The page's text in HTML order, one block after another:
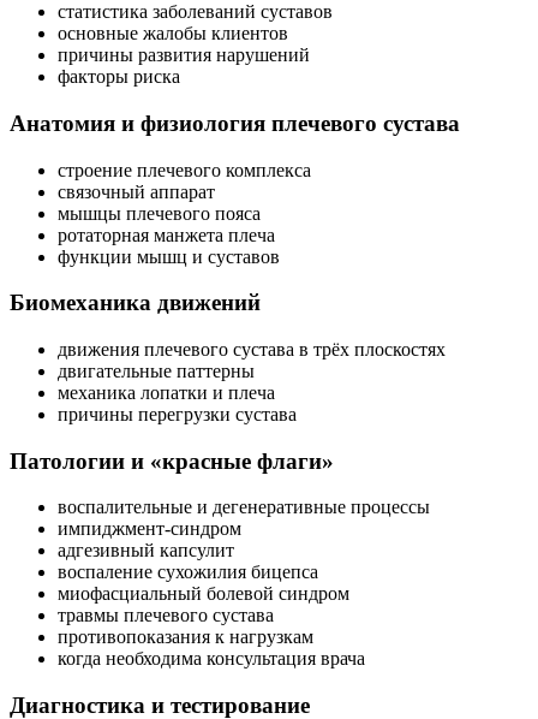
статистика заболева­ний суставов
основные жалобы клиентов
причины развития нарушений
факторы риска
Анатомия и физиологи­я плечевого сустава
строение плечевого комплекса
связочный аппарат
мышцы плечевого пояса
ротаторная манжета плеча
функции мышц и суставов
Биомеханика движений
движения плечевого сустава в трёх плоскостях
двигательные паттерны
механика лопатки и плеча
причины перегрузки сустава
Патологии и «красные флаги»
воспалительные и дегенеративные процессы
импиджмент-синдром
адгезивный капсулит
воспаление сухожилия бицепса
миофасциаль­ный болевой синдром
травмы плечевого сустава
противо­показания к нагрузкам
когда необходима консультация врача
Диагностика и тестирование